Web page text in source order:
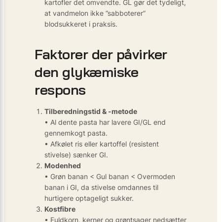
kartofler det omvendte. GL gør det tydeligt,
at vandmelon ikke ”sabboterer”
blodsukkeret i praksis.
Faktorer der påvirker
den glykæmiske
respons
Tilberedningstid & -metode
• Al dente pasta har lavere GI/GL end
gennemkogt pasta.
• Afkølet ris eller kartoffel (resistent
stivelse) sænker GI.
Modenhed
• Grøn banan < Gul banan < Overmoden
banan i GI, da stivelse omdannes til
hurtigere optageligt sukker.
Kostfibre
• Fuldkorn, kerner og grøntsager nedsætter